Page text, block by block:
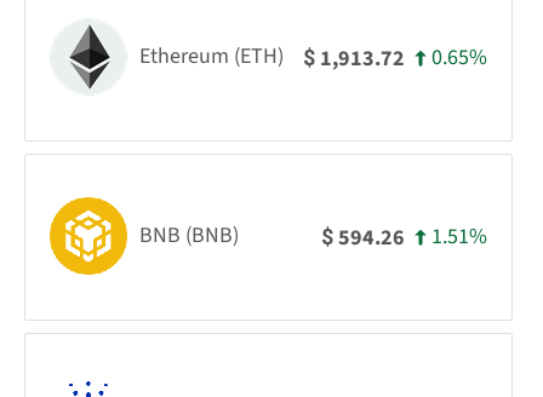
Ethereum (ETH) $ 1,913.72 0.65%
BNB (BNB) $594.26 1.51%